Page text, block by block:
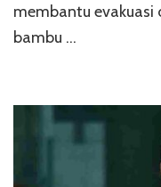
membantu
bambu …